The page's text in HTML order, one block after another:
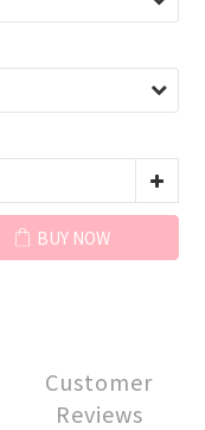
BUY NOW
Customer
Reviews